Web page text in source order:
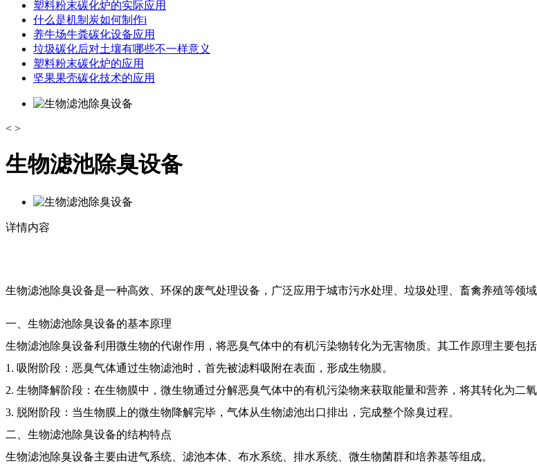
塑料粉末碳化炉的实际应用
什么是机制炭如何制作i
养牛场牛粪碳化设备应用
垃圾碳化后对土壤有哪些不一样意义
塑料粉末碳化炉的应用
坚果果壳碳化技术的应用
< >
生物滤池除臭设备
详情内容
生物滤池除臭设备是一种高效、环保的废气处理设备，广泛应用于城市污水处理、垃圾处理、畜禽养殖等领
一、生物滤池除臭设备的基本原理
生物滤池除臭设备利用微生物的代谢作用，将恶臭气体中的有机污染物转化为无害物质。其工作原理主要包
1. 吸附阶段：恶臭气体通过生物滤池时，首先被滤料吸附在表面，形成生物膜。
2. 生物降解阶段：在生物膜中，微生物通过分解恶臭气体中的有机污染物来获取能量和营养，将其转化为二氧
3. 脱附阶段：当生物膜上的微生物降解完毕，气体从生物滤池出口排出，完成整个除臭过程。
二、生物滤池除臭设备的结构特点
生物滤池除臭设备主要由进气系统、滤池本体、布水系统、排水系统、微生物菌群和培养基等组成。